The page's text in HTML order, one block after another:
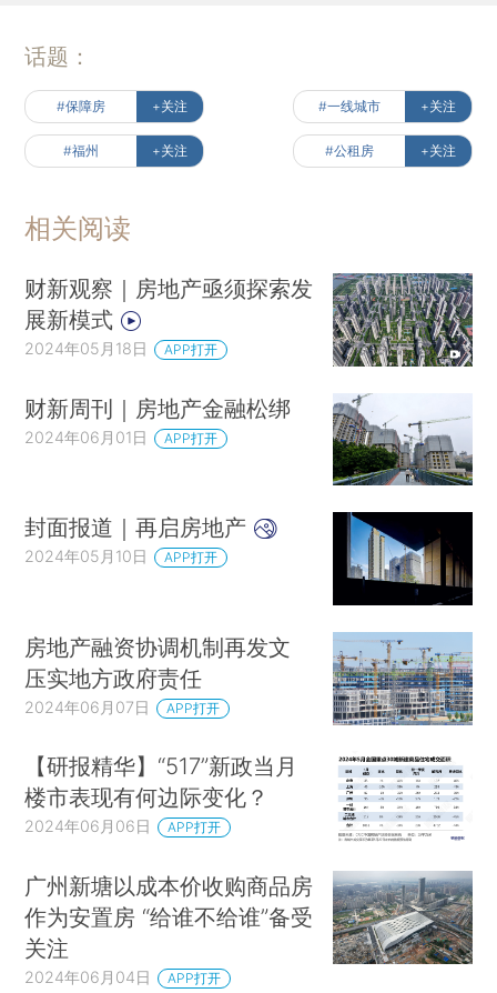
话题：
#保障房 +关注 #一线城市 +关注
#福州 +关注 #公租房 +关注
相关阅读
财新观察｜房地产亟须探索发
展新模式
2024年05月18日 APP打开
财新周刊｜房地产金融松绑
2024年06月01日 APP打开
封面报道｜再启房地产
2024年05月10日 APP打开
房地产融资协调机制再发文
压实地方政府责任
2024年06月07日 APP打开
【研报精华】“517”新政当月
楼市表现有何边际变化？
2024年06月06日 APP打开
广州新塘以成本价收购商品房
作为安置房 “给谁不给谁”备受
关注
2024年06月04日 APP打开